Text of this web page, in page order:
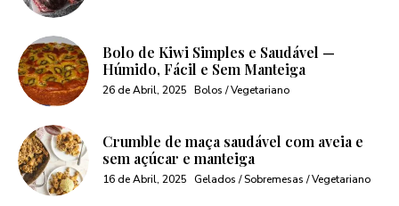
Bolo de Kiwi Simples e Saudável —
Húmido, Fácil e Sem Manteiga
26 de Abril, 2025 Bolos / Vegetariano
Crumble de maça saudável com aveia e
sem açúcar e manteiga
16 de Abril, 2025 Gelados / Sobremesas / Vegetariano